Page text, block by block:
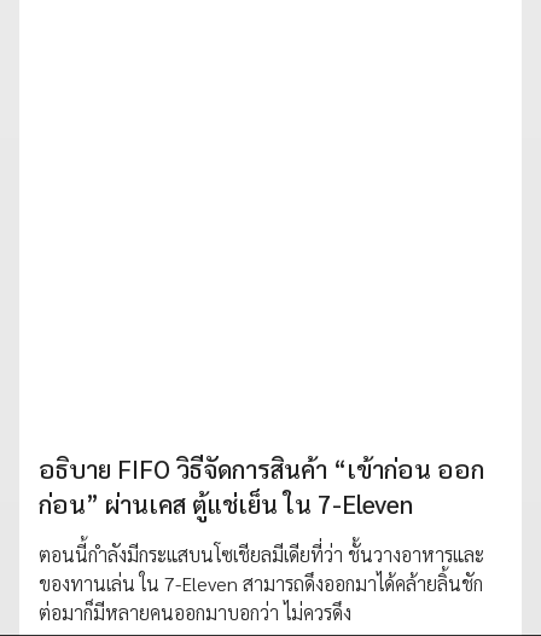
อธิบาย FIFO วิธีจัดการสินค้า “เข้าก่อน ออก
ก่อน” ผ่านเคส ตู้แช่เย็น ใน 7-Eleven
ตอนนี้กำลังมีกระแสบนโซเชียลมีเดียที่ว่า ชั้นวางอาหารและ
ของทานเล่น ใน 7-Eleven สามารถดึงออกมาได้คล้ายลิ้นชัก
ต่อมาก็มีหลายคนออกมาบอกว่า ไม่ควรดึง